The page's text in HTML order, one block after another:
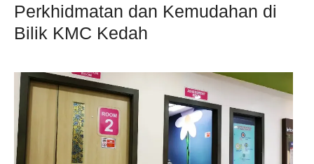
Perkhidmatan dan Kemudahan di
Bilik KMC Kedah